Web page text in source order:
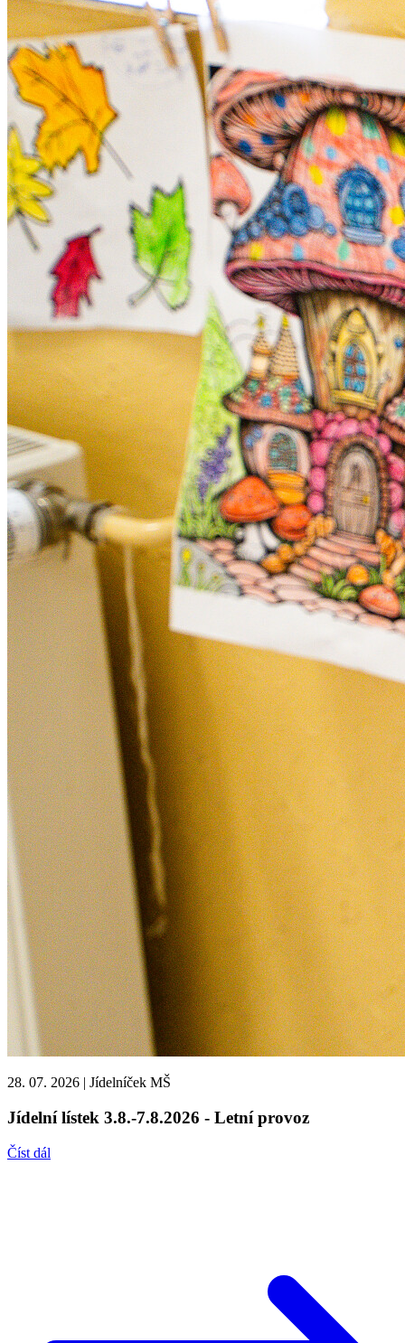
28. 07. 2026 | Jídelníček MŠ
Jídelní lístek 3.8.-7.8.2026 - Letní provoz
Číst dál